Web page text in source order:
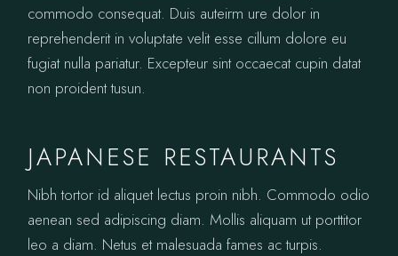
commodo consequat. Duis auteirm ure dolor in
reprehenderit in voluptate velit esse cillum dolore eu
fugiat nulla pariatur. Excepteur sint occaecat cupin datat
non proident tusun.
JAPANESE RESTAURANTS
Nibh tortor id aliquet lectus proin nibh. Commodo odio
aenean sed adipiscing diam. Mollis aliquam ut porttitor
leo a diam. Netus et malesuada fames ac turpis.